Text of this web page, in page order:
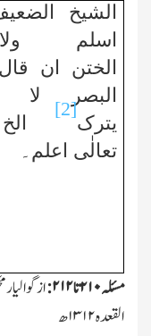
الشیخ
اسلم
الختن ان
البصر لا
یترک
[2]
تعالٰی اعلم۔
مسئلہ۲۱۰تا۲۱۲: از
القعدہ۱۳۱۲ھ